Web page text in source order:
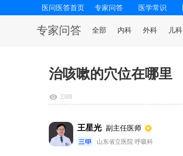
医问医答首页 专家问答 医学常识
专家问答 全部 内科 外科 儿科
治咳嗽的穴位在哪里
2388
王星光 副主任医师
山东省立医院 呼吸科